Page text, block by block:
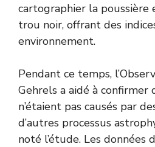
cartographier la poussière
trou noir, offrant des
environnement.
Pendant ce temps,
Gehrels a aidé à confirmer
n’étaient pas causés par
d’autres processus
noté l’étude. Les données